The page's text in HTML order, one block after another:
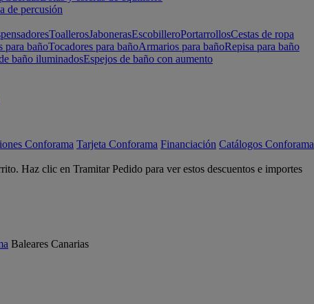
de percusión
ToallerosJabonerasEscobilleroPortarrollosCestas de ropa
para bañoTocadores para bañoArmarios para bañoRepisa para baño
baño iluminadosEspejos de baño con aumento
Conforama Tarjeta Conforama Financiación Catálogos Conforama
Haz clic en Tramitar Pedido para ver estos descuentos e importes
Baleares Canarias